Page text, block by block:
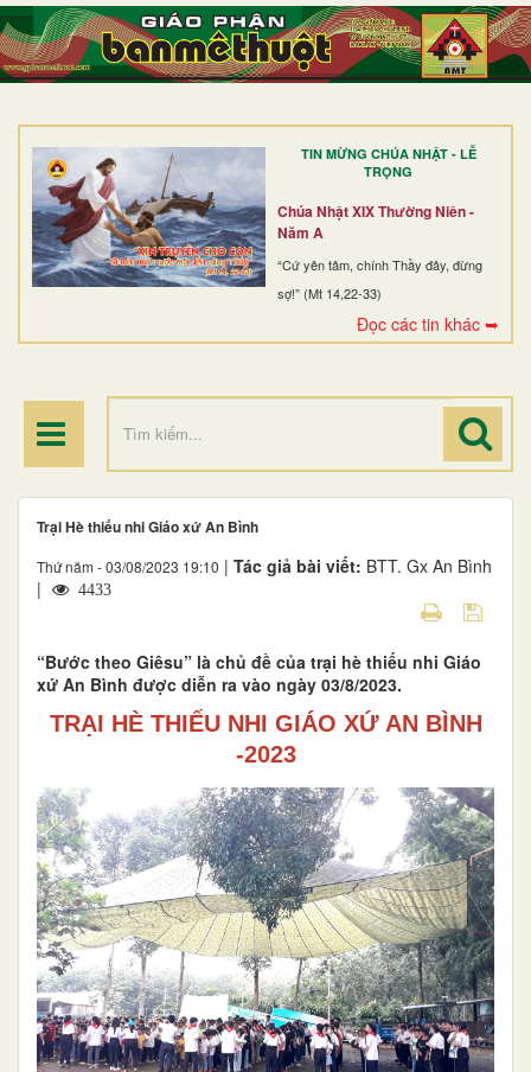
TIN MỪNG CHÚA NHẬT - LỄ
TRỌNG
Chúa Nhật XIX Thường Niên -
Năm A
“Cứ yên tâm, chính Thầy đây, đừng
sợ!” (Mt 14,22-33)
Đọc các tin khác ➥
TRANG NHẤT
GIỚI THIỆU
DÒNG TU
BAN MỤC VỤ
ĐOÀN THỂ CG
ĐIỂM HÀNH HƯƠNG
Trại Hè thiếu nhi Giáo xứ An Bình
Thứ năm - 03/08/2023 19:10 | Tác giả bài viết: BTT. Gx An Bình
|
4433
“Bước theo Giêsu” là chủ đề của trại hè thiếu nhi Giáo
xứ An Bình được diễn ra vào ngày 03/8/2023.
TRẠI HÈ THIẾU NHI GIÁO XỨ AN BÌNH
-2023